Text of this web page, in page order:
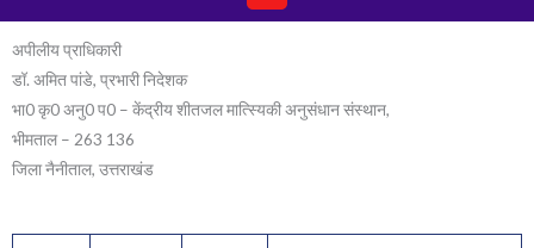
अपीलीय प्राधिकारी
डॉ. अमित पांडे, प्रभारी निदेशक
भा0 कृ0 अनु0 प0 – केंद्रीय शीतजल मात्स्यिकी अनुसंधान संस्थान,
भीमताल – 263 136
जिला नैनीताल, उत्तराखंड